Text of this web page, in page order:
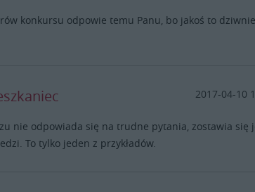
konkursu odpowie temu Panu, bo jakoś to dziwnie
2017-04-10
nie odpowiada się na trudne pytania, zostawia się
To tylko jeden z przykładów.